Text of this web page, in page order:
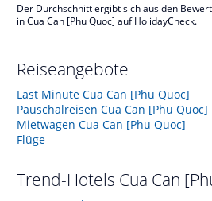
Der Durchschnitt ergibt sich aus den
in Cua Can [Phu Quoc] auf HolidayCheck.
Reiseangebote
Last Minute Cua Can [Phu Quoc]
Pauschalreisen Cua Can [Phu Quoc]
Mietwagen Cua Can [Phu Quoc]
Flüge
Trend-Hotels Cua Can